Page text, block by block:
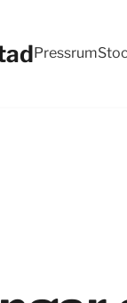
Pressrum